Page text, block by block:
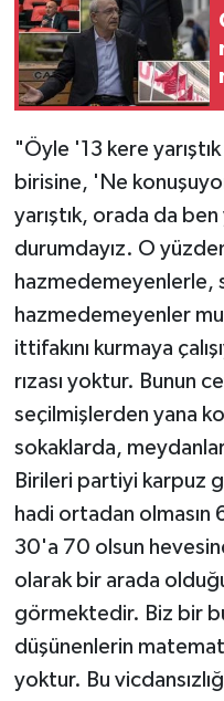
"Öyle '13 kere
birisine, 'Ne
yarıştık, orada da
durumdayız. O
hazmedemeyenlerle,
hazmedemeyenler
ittifakını kurmaya
rızası yoktur. Bunun
seçilmişlerden yana
sokaklarda,
Birileri partiyi karpuz
hadi ortadan olmasın
30'a 70 olsun
olarak bir arada
görmektedir. Biz bir
düşünenlerin
yoktur. Bu